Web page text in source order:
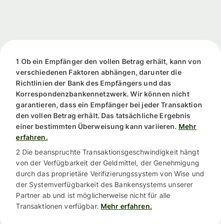
1 Ob ein Empfänger den vollen Betrag erhält, kann von
verschiedenen Faktoren abhängen, darunter die
Richtlinien der Bank des Empfängers und das
Korrespondenzbankennetzwerk. Wir können nicht
garantieren, dass ein Empfänger bei jeder Transaktion
den vollen Betrag erhält. Das tatsächliche Ergebnis
einer bestimmten Überweisung kann variieren. Mehr
erfahren.
2 Die beanspruchte Transaktionsgeschwindigkeit hängt
von der Verfügbarkeit der Geldmittel, der Genehmigung
durch das proprietäre Verifizierungssystem von Wise und
der Systemverfügbarkeit des Bankensystems unserer
Partner ab und ist möglicherweise nicht für alle
Transaktionen verfügbar. Mehr erfahren.